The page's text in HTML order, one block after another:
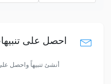
احصل على
أنشئ تنبيهاً واحصل